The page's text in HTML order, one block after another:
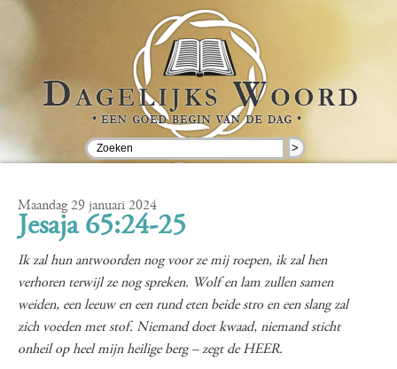
>
Maandag 29 januari 2024
Jesaja 65:24-25
Ik zal hun antwoorden nog voor ze mij roepen, ik zal hen
verhoren terwijl ze nog spreken. Wolf en lam zullen samen
weiden, een leeuw en een rund eten beide stro en een slang zal
zich voeden met stof. Niemand doet kwaad, niemand sticht
onheil op heel mijn heilige berg – zegt de HEER.